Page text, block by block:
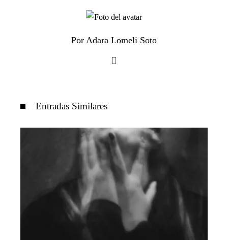
Por Adara Lomeli Soto
Entradas Similares